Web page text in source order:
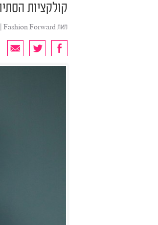
קולקציות
מאתFashion Forward